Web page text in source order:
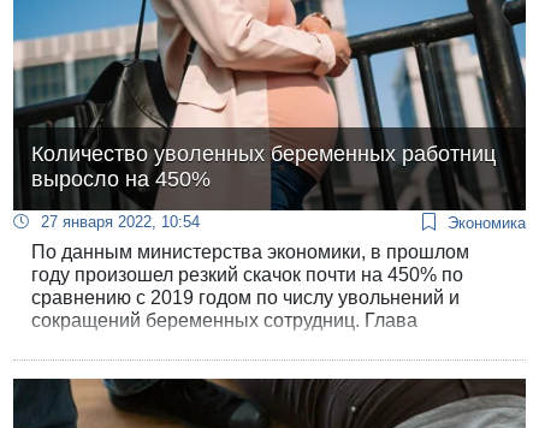
Количество уволенных беременных работниц
выросло на 450%
27 января 2022, 10:54 Экономика
По данным министерства экономики, в прошлом
году произошел резкий скачок почти на 450% по
сравнению с 2019 годом по числу увольнений и
сокращений беременных сотрудниц. Глава
от корона-кризиса пострадали женщины, от них
избавляются в первую очередь».